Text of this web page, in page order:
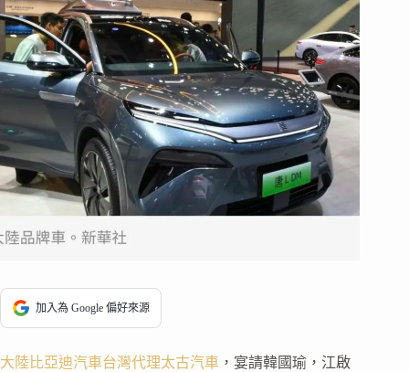
加入為 Google 偏好來源
大陸比亞迪汽車台灣代理太古汽車 ，宴請韓國瑜，江啟